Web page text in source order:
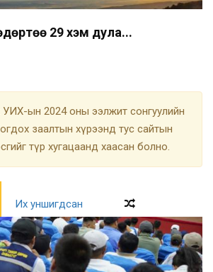
29 хэм дула...
ын 2024 оны ээлжит сонгуулийн
заалтын хүрээнд тус сайтын
түр хугацаанд хаасан болно.
Их уншигдсан